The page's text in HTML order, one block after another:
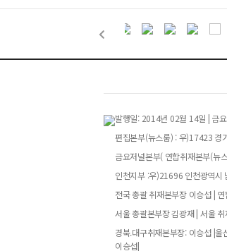
발행일: 2014년 02월 14일 | 금
편집본부(뉴스룸) : 우)17423
금요저널본부( 연합취재본부(뉴
인천지부 :우)21696 인천광역
전국 총괄 취재본부장 이승섭 |
서울 총괄본부장 김광재 | 서울
경북.대구취재본부장: 이승섭 |
이승섭|